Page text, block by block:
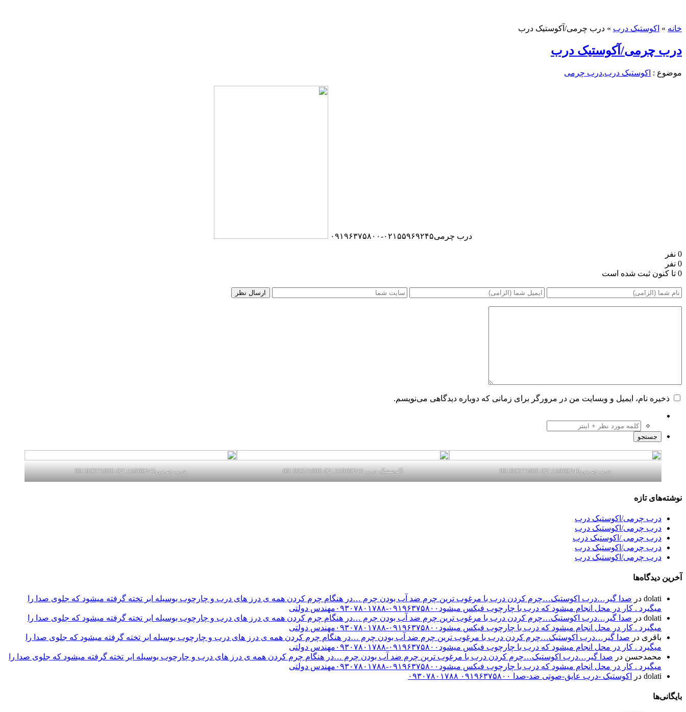
خانه » اکوستیک درب » درب چرمی/آکوستیک درب
درب چرمی/آکوستیک درب
موضوع : اکوستیک درب,درب چرمی
درب چرمی۰۲۱۵۵۹۶۹۲۴۵-۰۹۱۹۶۳۷۵۸۰۰
0 نفر
0 نفر
0 تا کنون ثبت شده است
ذخیره نام، ایمیل و وبسایت من در مرورگر برای زمانی که دوباره دیدگاهی می‌نویسم.
درب چرمی02155969245-09196375800 اکوستیک درب 02155969245-09196375800 درب چرمی02155969245-09196375800
نوشته‌های تازه
درب چرمی/اکوستیک درب
درب چرمی/اکوستیک درب
درب چرمی /اکوستیک درب
درب چرمی/اکوستیک درب
درب چرمی/اکوستیک درب
آخرین دیدگاه‌ها
dolati در صدا گیر…درب اکوستیک…چرم کردن درب با مرغوب ترین چرم ضد آب بودن چرم …در هنگام چرم کردن همه ی درز های درب و چارچوب بوسیله ابر تخته گرفته میشود که جلوی صدا را
میگیرد . کار در محل انجام میشود که درب با چارچوب فیکس میشود۰۹۱۹۶۳۷۵۸۰۰-۰۹۳۰۷۸۰۱۷۸۸مهندس دولتی
dolati در صدا گیر…درب اکوستیک…چرم کردن درب با مرغوب ترین چرم ضد آب بودن چرم …در هنگام چرم کردن همه ی درز های درب و چارچوب بوسیله ابر تخته گرفته میشود که جلوی صدا را
میگیرد . کار در محل انجام میشود که درب با چارچوب فیکس میشود۰۹۱۹۶۳۷۵۸۰۰-۰۹۳۰۷۸۰۱۷۸۸مهندس دولتی
باقری در صدا گیر…درب اکوستیک…چرم کردن درب با مرغوب ترین چرم ضد آب بودن چرم …در هنگام چرم کردن همه ی درز های درب و چارچوب بوسیله ابر تخته گرفته میشود که جلوی صدا را
میگیرد . کار در محل انجام میشود که درب با چارچوب فیکس میشود۰۹۱۹۶۳۷۵۸۰۰-۰۹۳۰۷۸۰۱۷۸۸مهندس دولتی
محمدحسن در صدا گیر…درب اکوستیک…چرم کردن درب با مرغوب ترین چرم ضد آب بودن چرم …در هنگام چرم کردن همه ی درز های درب و چارچوب بوسیله ابر تخته گرفته میشود که جلوی صدا را
میگیرد . کار در محل انجام میشود که درب با چارچوب فیکس میشود۰۹۱۹۶۳۷۵۸۰۰-۰۹۳۰۷۸۰۱۷۸۸مهندس دولتی
dolati در اکوستیک -درب عایق-صوتی ضد-صدا ۰۹۱۹۶۳۷۵۸۰۰ ۰۹۳۰۷۸۰۱۷۸۸
بایگانی‌ها